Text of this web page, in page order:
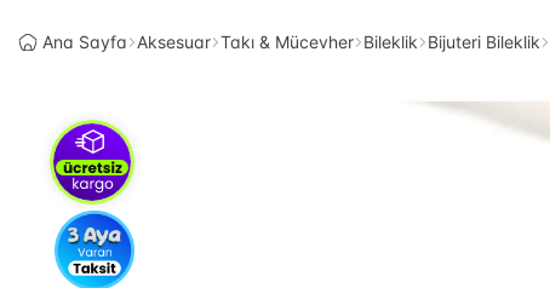
Ana Sayfa Aksesuar Takı & Mücevher Bileklik Bijuteri Bileklik